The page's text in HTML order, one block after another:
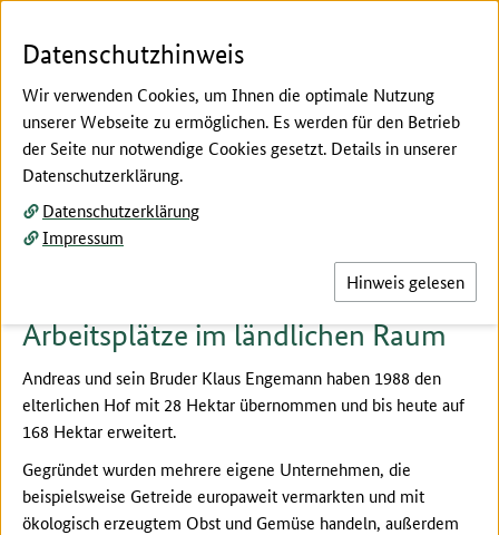
Hier beginnt der Hauptinhalt dieser Seite
A. Engemann GbR
Arbeitsplätze im ländlichen Raum
Andreas und sein Bruder Klaus Engemann haben 1988 den
elterlichen Hof mit 28 Hektar übernommen und bis heute auf
168 Hektar erweitert.
Gegründet wurden mehrere eigene Unternehmen, die
beispielsweise Getreide europaweit vermarkten und mit
ökologisch erzeugtem Obst und Gemüse handeln, außerdem
Datenschutzhinweis
Wir verwenden Cookies, um Ihnen die optimale Nutzung
unserer Webseite zu ermöglichen. Es werden für den Betrieb
der Seite nur notwendige Cookies gesetzt. Details in unserer
Datenschutzerklärung.
Datenschutzerklärung
Impressum
Hinweis gelesen